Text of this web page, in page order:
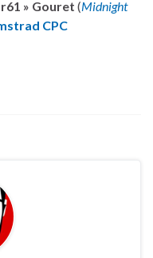
» Gouret (Midnight
CPC